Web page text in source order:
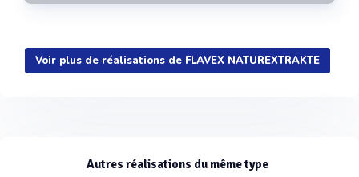
Voir plus
Voir plus de réalisations de FLAVEX NATUREXTRAKTE
Autres réalisations du même type